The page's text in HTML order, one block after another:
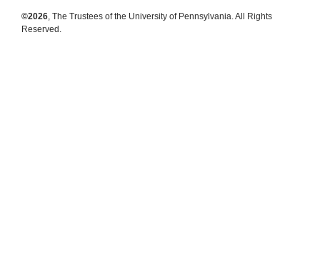
©2026, The Trustees of the University of Pennsylvania. All Rights
Reserved.